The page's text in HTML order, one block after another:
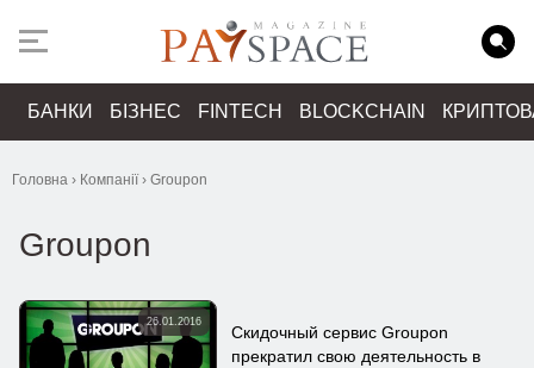
БАНКИ БІЗНЕС FINTECH BLOCKCHAIN
Головна › Компанії› Groupon
Groupon
26.01.2016
Скидочный сервис Groupon
прекратил свою деятельность в